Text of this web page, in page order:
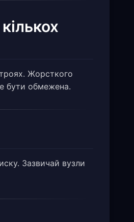
Жорсткого
бути обмежена.
Зазвичай вузли